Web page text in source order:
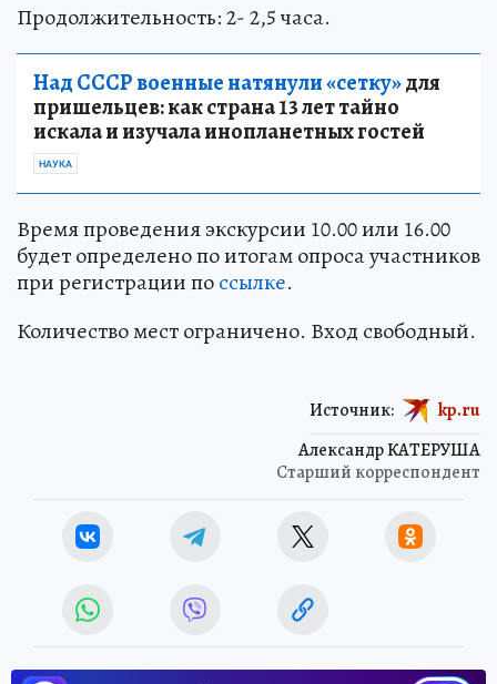
Продолжительность: 2- 2,5 часа.
Над СССР военные натянули «сетку»для
пришельцев: как страна 13 лет тайно
искала и изучала инопланетных гостей
НАУКА
Время проведения экскурсии 10.00 или 16.00
будет определено по итогам опроса участников
при регистрации поссылке.
Количество мест ограничено. Вход свободный.
Александр КАТЕРУША
Старший корреспондент
Источник: kp.ru